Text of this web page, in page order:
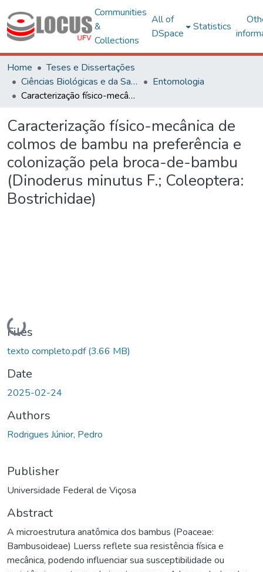
Communities
&
Collections
All of
DSpace
Statistics
Home
Teses e Dissertações
Ciências Biológicas e da Saúde
Entomologia
Caracterização físico-mecânica de colmos de bambu na preferência e colonização pela broca-de-bambu (Dinoderus minutus F.; Coleoptera: Bostrichidae)
Caracterização físico-mecânica de
colmos de bambu na preferência e
colonização pela broca-de-bambu
(Dinoderus minutus F.; Coleoptera:
Bostrichidae)
Loading...
Files
texto completo.pdf(3.66 MB)
Date
2025-02-24
Authors
Rodrigues Júnior, Pedro
Publisher
Universidade Federal de Viçosa
Abstract
A microestrutura anatômica dos bambus (Poaceae:
Bambusoideae) Luerss reflete sua resistência física e
mecânica, podendo influenciar sua susceptibilidade ou